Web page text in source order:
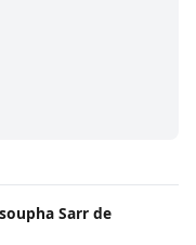
Sarr de